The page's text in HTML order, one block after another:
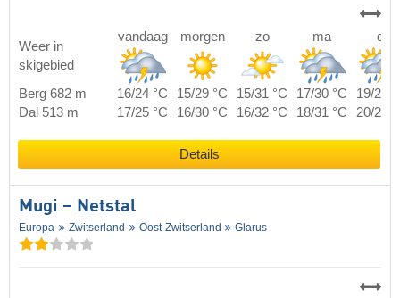
Weer in
skigebied
vandaag morgen zo ma di
Berg 682 m 16/24 °C 15/29 °C 15/31 °C 17/30 °C
19/27
Dal 513 m
17/25 °C 16/30 °C 16/32 °C 18/31 °C 20/28
Details
Mugi – Netstal
Europa Zwitserland Oost-Zwitserland Glarus